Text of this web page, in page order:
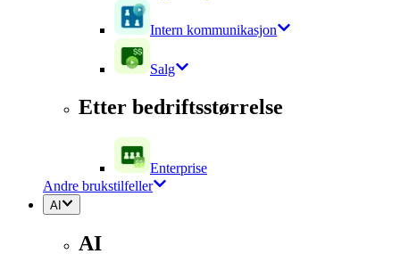
Intern kommunikasjon
Salg
Etter bedriftsstørrelse
Enterprise
Andre brukstilfeller
AI
AI